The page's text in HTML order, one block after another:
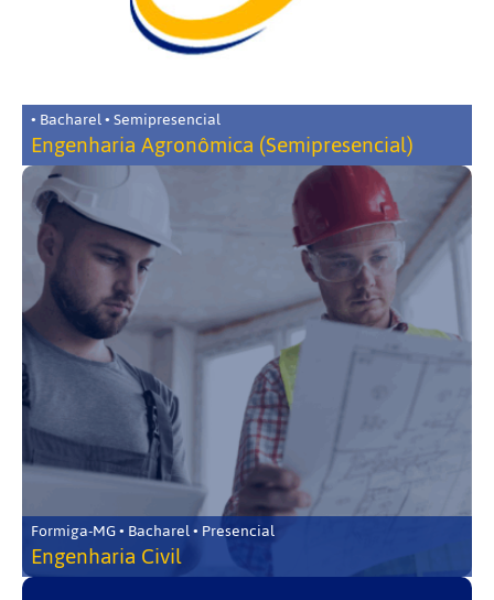
• Bacharel • Semipresencial
Engenharia Agronômica (Semipresencial)
Formiga-MG • Bacharel • Presencial
Engenharia Civil